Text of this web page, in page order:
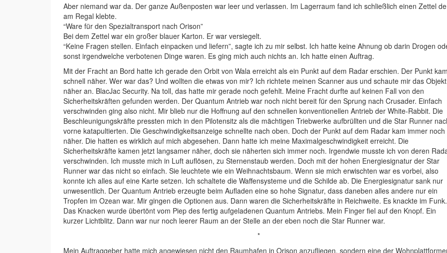
Aber niemand war da. Der ganze Außenposten war leer und verlassen. Im Lagerraum fand ich schließlich einen Zettel
am Regal klebte.
“Ware für den Spezialtransport nach Orison”
Bei dem Zettel war ein großer blauer Karton. Er war versiegelt.
“Keine Fragen stellen. Einfach einpacken und liefern”, sagte ich zu mir selbst. Ich hatte keine Ahnung ob darin Drogen
sonst irgendwelche verbotenen Dinge waren. Es ging mich auch nichts an. Ich hatte einen Auftrag.
Mit der Fracht an Bord hatte ich gerade den Orbit von Wala erreicht als ein Punkt auf dem Radar erschien. Der Punkt
schnell näher. Wer war das? Und wollten die etwas von mir? Ich richtete meinen Scanner aus und schaute mir das Objekt
näher an. BlacJac Security. Na toll, das hatte mir gerade noch gefehlt. Meine Fracht durfte auf keinen Fall von den
Sicherheitskräften gefunden werden. Der Quantum Antrieb war noch nicht bereit für den Sprung nach Crusader. Einfach
verschwinden ging also nicht. Mir blieb nur die Hoffnung auf den schnellen konventionellen Antrieb der White-Rabbit. Die
Beschleunigungskräfte pressten mich in den Pilotensitz als die mächtigen Triebwerke aufbrüllten und die Star Runner
vorne katapultierten. Die Geschwindigkeitsanzeige schnellte nach oben. Doch der Punkt auf dem Radar kam immer noch
näher. Die hatten es wirklich auf mich abgesehen. Dann hatte ich meine Maximalgeschwindigkeit erreicht. Die
Sicherheitskräfte kamen jetzt langsamer näher, doch sie näherten sich immer noch. Irgendwie musste ich von deren
verschwinden. Ich musste mich in Luft auflösen, zu Sternenstaub werden. Doch mit der hohen Energiesignatur der Star
Runner war das nicht so einfach. Sie leuchtete wie ein Weihnachtsbaum. Wenn sie mich erwischten war es vorbei, also
konnte ich alles auf eine Karte setzen. Ich schaltete die Waffensysteme und die Schilde ab. Die Energiesignatur sank nur
unwesentlich. Der Quantum Antrieb erzeugte beim Aufladen eine so hohe Signatur, dass daneben alles andere nur ein
Tropfen im Ozean war. Mir gingen die Optionen aus. Dann waren die Sicherheitskräfte in Reichweite. Es knackte im Funk.
Das Knacken wurde übertönt vom Piep des fertig aufgeladenen Quantum Antriebs. Mein Finger fiel auf den Knopf. Ein
kurzer Lichtblitz. Dann war nur noch leerer Raum an der Stelle an der eben noch die Star Runner war.
*
Mein Auftraggeber hatte mich angewiesen nicht den Raumhafen in Orison anzufliegen, sondern eine der